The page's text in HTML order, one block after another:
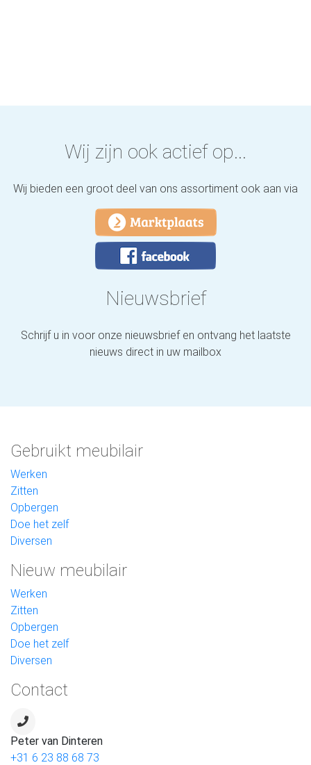
Wij zijn ook actief op...
Wij bieden een groot deel van ons assortiment ook aan via
Nieuwsbrief
Schrijf u in voor onze nieuwsbrief en ontvang het laatste
nieuws direct in uw mailbox
Gebruikt meubilair
Werken
Zitten
Opbergen
Doe het zelf
Diversen
Nieuw meubilair
Werken
Zitten
Opbergen
Doe het zelf
Diversen
Contact
Peter van Dinteren
+31 6 23 88 68 73